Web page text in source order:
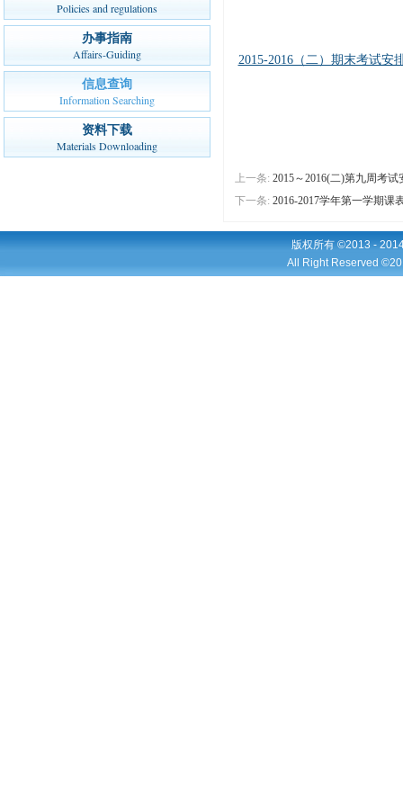
Policies and regulations
办事指南
Affairs-Guiding
信息查询
Information Searching
资料下载
Materials Downloading
2015-2016（二）期末考试安
上一条: 2015～2016(二)第九周考试
下一条: 2016-2017学年第一学期课
版权所有 ©2013 -
All Right Reserved